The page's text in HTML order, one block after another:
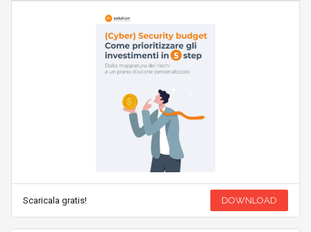
Scaricala gratis! DOWNLOAD